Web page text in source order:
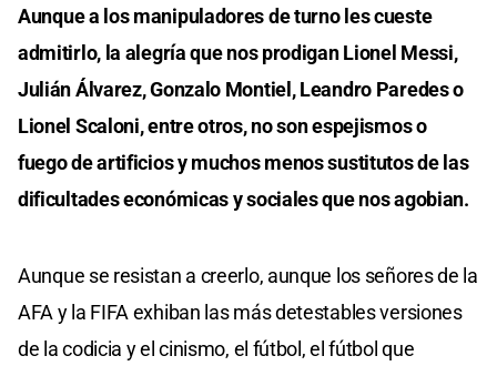
Aunque a los manipuladores de turno les cueste
admitirlo, la alegría que nos prodigan Lionel Messi,
Julián Álvarez, Gonzalo Montiel, Leandro Paredes o
Lionel Scaloni, entre otros, no son espejismos o
fuego de artificios y muchos menos sustitutos de las
dificultades económicas y sociales que nos agobian.
Aunque se resistan a creerlo, aunque los señores de la
AFA y la FIFA exhiban las más detestables versiones
de la codicia y el cinismo, el fútbol, el fútbol que